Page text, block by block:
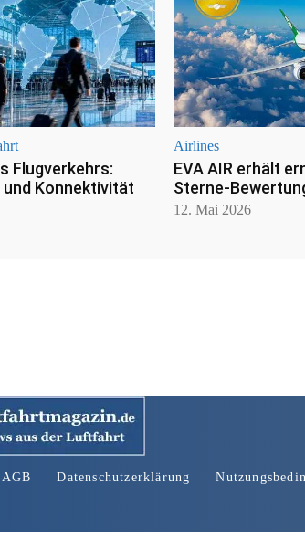
Flugverkehrs:
und Konnektivität
Airlines
EVA AIR erhält
Sterne-
12. Mai 2026
AGB Datenschutzerklärung